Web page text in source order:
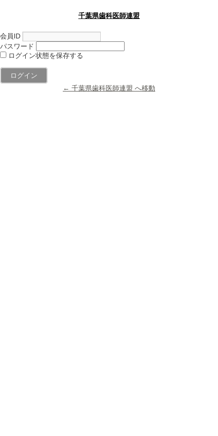
千葉県歯科医師連盟
会員ID
パスワード
ログイン状態を保存する
← 千葉県歯科医師連盟 へ移動